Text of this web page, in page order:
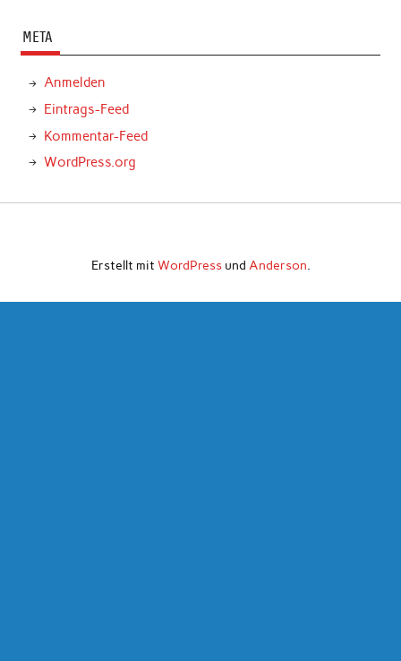
META
Anmelden
Eintrags-Feed
Kommentar-Feed
WordPress.org
Erstellt mit WordPressund Anderson